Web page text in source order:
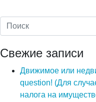
Свежие записи
Движимое или
question! (Для
налога на